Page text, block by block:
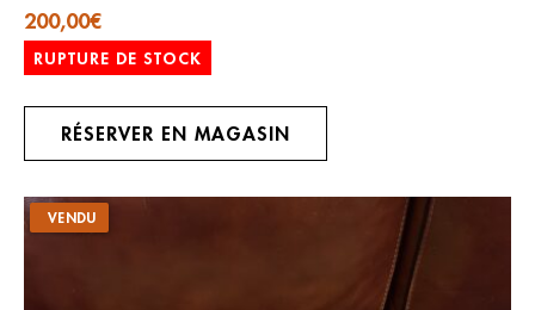
200,00€
RUPTURE DE STOCK
RÉSERVER EN MAGASIN
VENDU